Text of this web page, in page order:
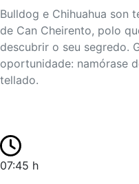
Bulldog e Chihuahua son
de Can Cheirento, polo
descubrir o seu segredo.
oportunidade: namórase
tellado.
07:45 h